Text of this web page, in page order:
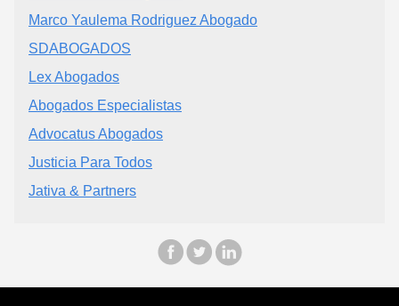
Marco Yaulema Rodriguez Abogado
SDABOGADOS
Lex Abogados
Abogados Especialistas
Advocatus Abogados
Justicia Para Todos
Jativa & Partners